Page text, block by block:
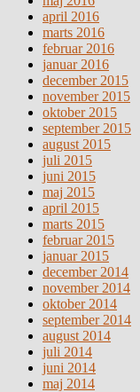
april 2016
marts 2016
februar 2016
januar 2016
december 2015
november 2015
oktober 2015
september 2015
august 2015
juli 2015
juni 2015
maj 2015
april 2015
marts 2015
februar 2015
januar 2015
december 2014
november 2014
oktober 2014
september 2014
august 2014
juli 2014
juni 2014
maj 2014